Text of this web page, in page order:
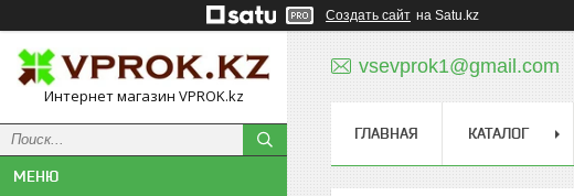
Создать сайт на Satu.kz
Интернет магазин VPROK.kz
vsevprok1@gmail.com
ГЛАВНАЯ КАТАЛОГ